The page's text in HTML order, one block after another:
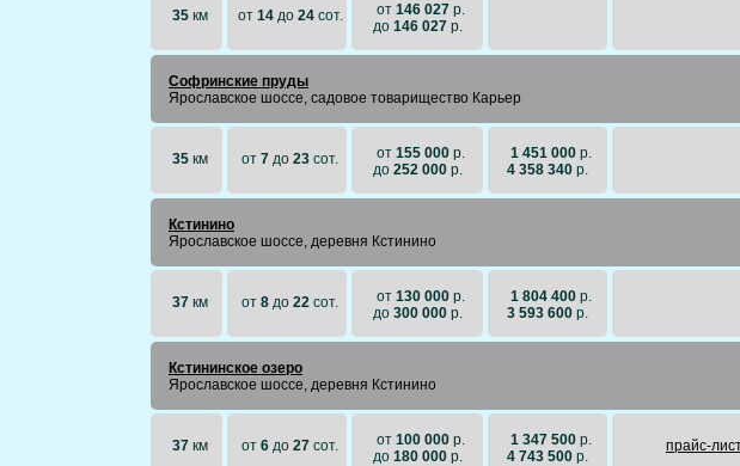
35км от 14до 24сот. от 146 027р.
до 146 027р.
Софринские пруды
Ярославское шоссе, садовое товарищество Карьер
35км от 7 до 23 сот. от 155 000р.
до 252 000р.
1 451 000р.
4 358 340 р.
Кстинино
Ярославское шоссе, деревня Кстинино
37км от 8 до 22 сот. от 130 000р.
до 300 000р.
1 804 400р.
3 593 600 р.
Кстининское озеро
Ярославское шоссе, деревня Кстинино
37км от 6 до 27 сот. от 100 000р.
до 180 000р.
1 347 500р.
4 743 500 р.
прайc-